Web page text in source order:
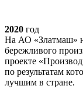
2020 год
На АО «Златмаш»
бережливого
проекте
по результатам
лучшим в стране.